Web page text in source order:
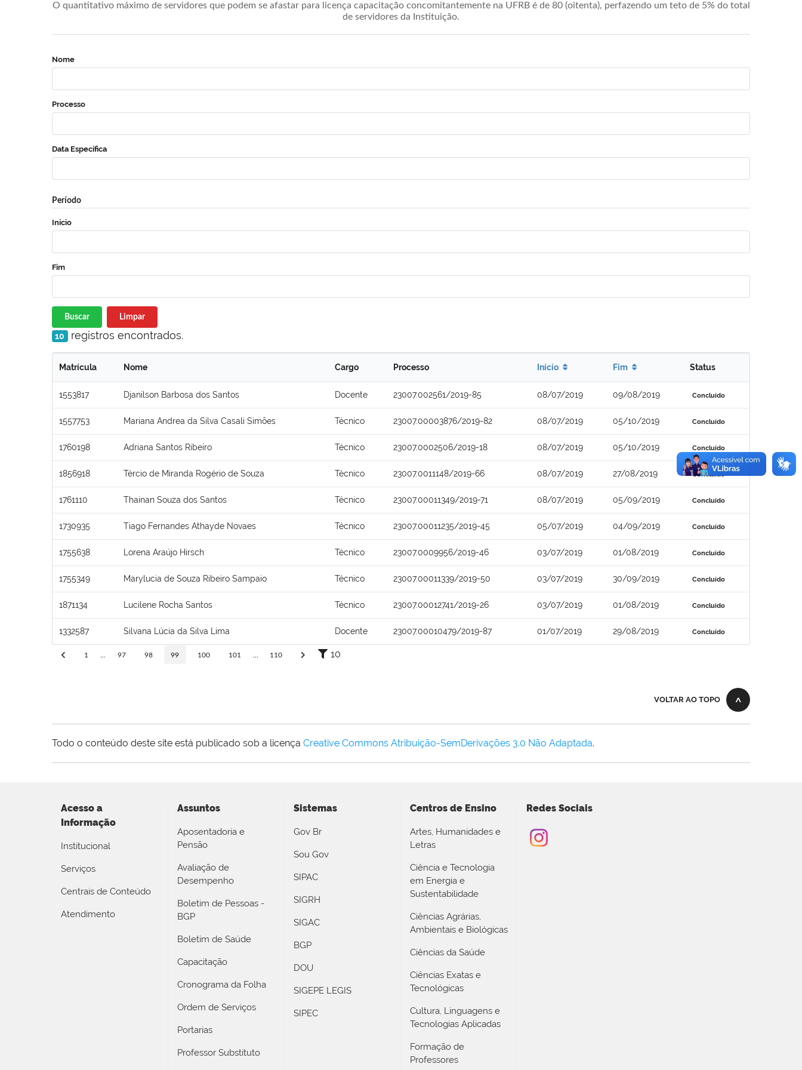
O quantitativo máximo de servidores que podem se afastar para licença capacitação concomitantemente na UFRB é de 80 (oitenta), perfazendo um teto de 5% do total
de servidores da Instituição.
Nome
Processo
Data Específica
Período
Início
Fim
Buscar Limpar
10 registros encontrados.
Matrícula Nome Cargo Processo Início Fim Status
1553817 Djanilson Barbosa dos Santos Docente 23007.002561/2019-85 08/07/2019 09/08/2019 Concluído
1557753 Mariana Andrea da Silva Casali Simões Técnico 23007.00003876/2019-82 08/07/2019 05/10/2019 Concluído
1760198 Adriana Santos Ribeiro Técnico 23007.0002506/2019-18 08/07/2019 05/10/2019 Concluído
1856918 Tércio de Miranda Rogério de Souza Técnico 23007.0011148/2019-66 08/07/2019 27/08/2019 Concluído
1761110 Thainan Souza dos Santos Técnico 23007.00011349/2019-71 08/07/2019 05/09/2019 Concluído
1730935 Tiago Fernandes Athayde Novaes Técnico 23007.00011235/2019-45 05/07/2019 04/09/2019 Concluído
1755638 Lorena Araújo Hirsch Técnico 23007.0009956/2019-46 03/07/2019 01/08/2019 Concluído
1755349 Marylucia de Souza Ribeiro Sampaio Técnico 23007.00011339/2019-50 03/07/2019 30/09/2019 Concluído
1871134 Lucilene Rocha Santos Técnico 23007.00012741/2019-26 03/07/2019 01/08/2019 Concluído
1332587 Silvana Lúcia da Silva Lima Docente 23007.00010479/2019-87 01/07/2019 29/08/2019 Concluído
1 97 98 99 100 101 110 10
VOLTAR AO TOPO
Todo o conteúdo deste site está publicado sob a licença Creative Commons Atribuição-SemDerivações 3.0 Não Adaptada.
Acesso a
Informação
Institucional
Serviços
Centrais de Conteúdo
Atendimento
Assuntos
Aposentadoria e
Pensão
Avaliação de
Desempenho
Boletim de Pessoas -
BGP
Boletim de Saúde
Capacitação
Cronograma da Folha
Ordem de Serviços
Portarias
Professor Substituto
Sistemas
Gov Br
Sou Gov
SIPAC
SIGRH
SIGAC
BGP
DOU
SIGEPE LEGIS
SIPEC
Centros de Ensino
Artes, Humanidades e
Letras
Ciência e Tecnologia
em Energia e
Sustentabilidade
Ciências Agrárias,
Ambientais e Biológicas
Ciências da Saúde
Ciências Exatas e
Tecnológicas
Cultura, Linguagens e
Tecnologias Aplicadas
Formação de
Professores
Redes Sociais